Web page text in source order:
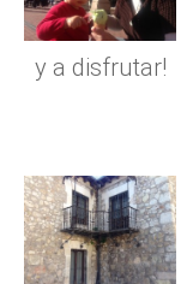
y a disfrutar!